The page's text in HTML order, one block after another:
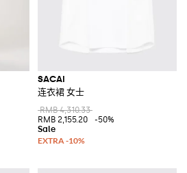
SACAI
连衣裙 女士
RMB 4,310.33
RMB 2,155.20
-50%